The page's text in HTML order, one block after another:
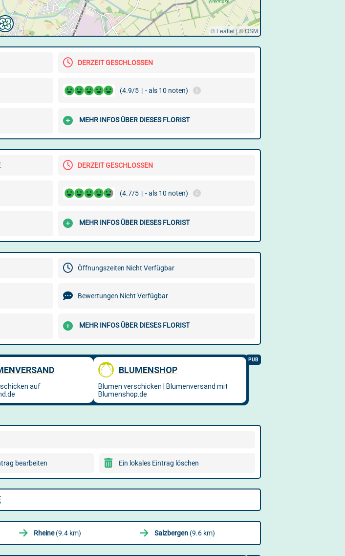
© Leaflet |©OSM
DERZEIT GESCHLOSSEN
(4.9/5 | - als 10 noten)
MEHR INFOS ÜBER DIESES FLORIST
DERZEIT GESCHLOSSEN
(4.7/5 | - als 10 noten)
MEHR INFOS ÜBER DIESES FLORIST
Öffnungszeiten Nicht Verfügbar
Bewertungen Nicht Verfügbar
MEHR INFOS ÜBER DIESES FLORIST
bearbeiten Ein lokales Eintrag löschen
Rheine(9.4 km) Salzbergen(9.6 km)